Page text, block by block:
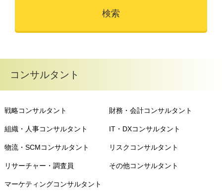
コンサルタント
戦略コンサルタント 財務・会計コンサルタント
組織・人事コンサルタント IT・DXコンサルタント
物流・SCMコンサルタント リスクコンサルタント
リサーチャー・調査員 その他コンサルタント
マーケティングコンサルタント